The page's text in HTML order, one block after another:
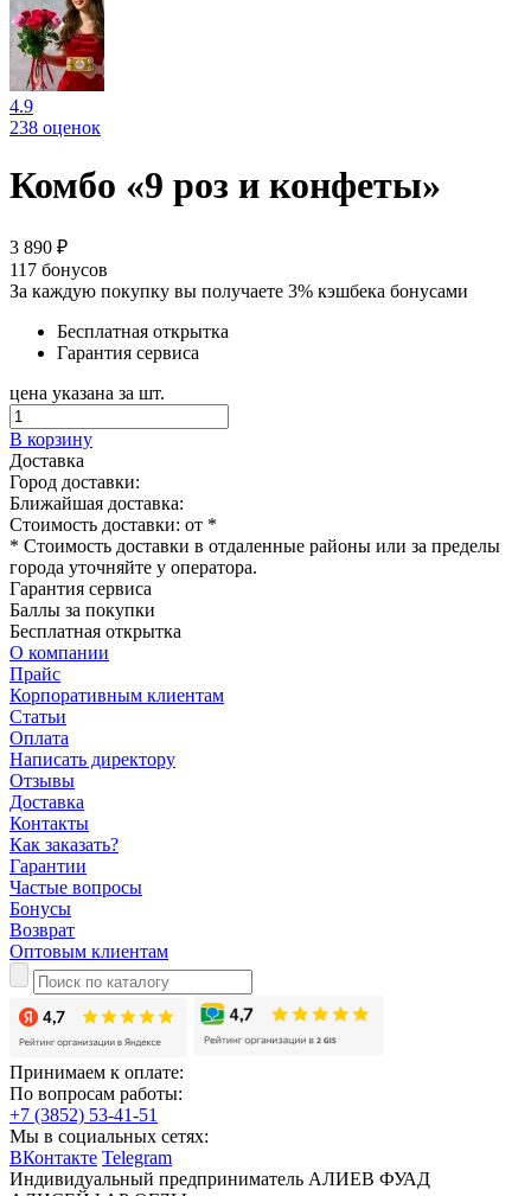
4.9
238 оценок
Комбо «9 роз и конфеты»
3 890 ₽
117 бонусов
За каждую покупку вы получаете 3% кэшбека бонусами
Бесплатная открытка
Гарантия сервиса
цена указана за шт.
В корзину
Доставка
Город доставки:
Ближайшая доставка:
Стоимость доставки: от *
* Стоимость доставки в отдаленные районы или за пределы
города уточняйте у оператора.
Гарантия сервиса
Баллы за покупки
Бесплатная открытка
О компании
Прайс
Корпоративным клиентам
Статьи
Оплата
Написать директору
Отзывы
Доставка
Контакты
Как заказать?
Гарантии
Частые вопросы
Бонусы
Возврат
Оптовым клиентам
Принимаем к оплате:
По вопросам работы:
+7 (3852) 53-41-51
Мы в социальных сетях:
ВКонтакте Telegram
Индивидуальный предприниматель АЛИЕВ ФУАД